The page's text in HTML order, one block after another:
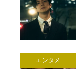
エンタメ